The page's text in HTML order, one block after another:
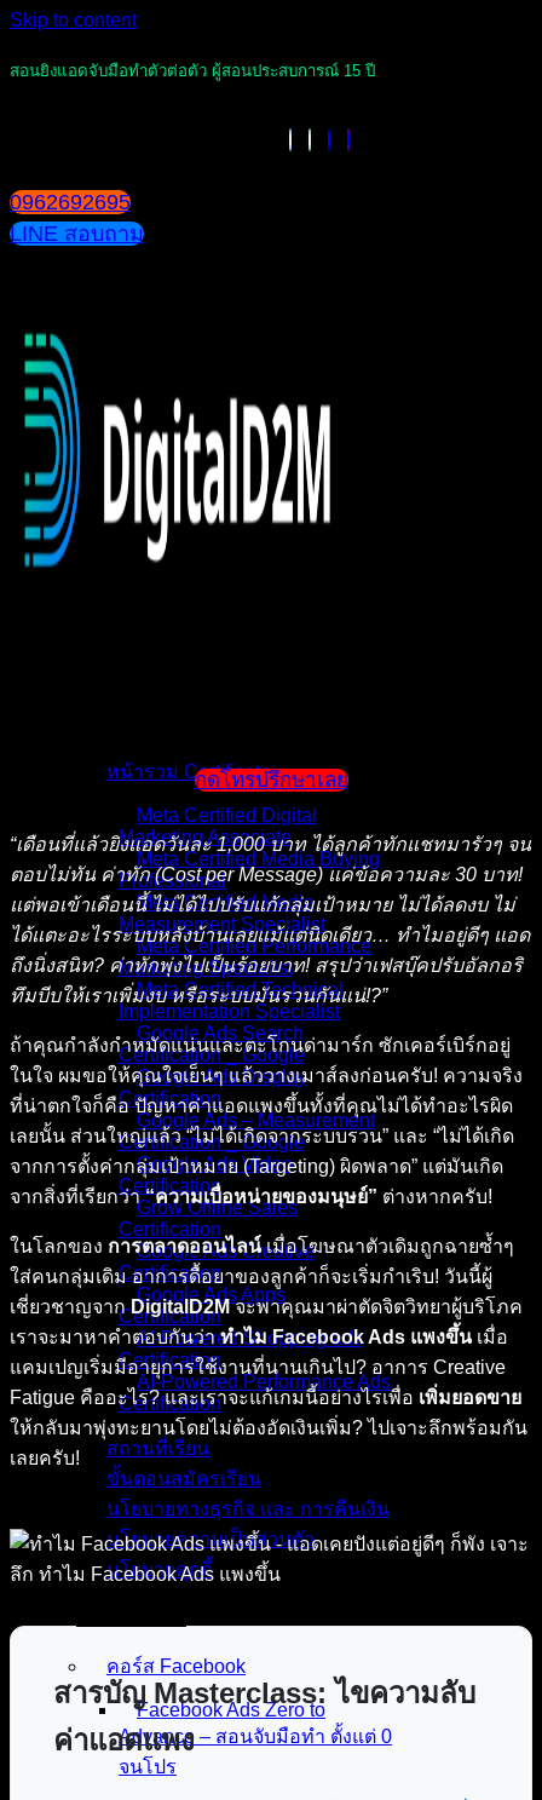
Skip to content
สอนยิงแอดจับมือทำตัวต่อตัว ผู้สอนประสบการณ์ 15 ปี
0962692695
LINE สอบถาม
หน้ารวม Certificate
Meta Certified Digital
Marketing Associate
Meta Certified Media Buying
Professional
Meta Certified Media
Measurement Specialist
Meta Certified Performance
Marketing Specialist
Meta Certified Technical
Implementation Specialist
Google Ads Search
Certification _ Google
Google Ads Display
Certification
Google Ads – Measurement
Certification _ Google
Google Ads Video
Certification
Grow Offline Sales
Certification
Google Ads Creative
Certification
Google Ads Apps
Certification
AI-Powered Shopping ads
Certification
AI-Powered Performance Ads
Certification
สถานที่เรียน
ขั้นตอนสมัครเรียน
นโยบายทางธุรกิจ และ การคืนเงิน
นโยบายความเป็นส่วนตัว
นโยบายคุกกี้
คอร์ส Facebook
Facebook Ads Zero to
Advance – สอนจับมือทำ ตั้งแต่ 0
จนโปร
กดโทรปรึกษาเลย
“เดือนที่แล้วยิงแอดวันละ 1,000 บาท ได้ลูกค้าทักแชทมารัวๆ จน
ตอบไม่ทัน ค่าทัก (Cost per Message) แค่ข้อความละ 30 บาท!
แต่พอเข้าเดือนนี้ ไม่ได้ไปปรับแก้กลุ่มเป้าหมาย ไม่ได้ลดงบ ไม่
ได้แตะอะไรระบบหลังบ้านเลยแม้แต่นิดเดียว… ทำไมอยู่ดีๆ แอด
ถึงนิ่งสนิท? ค่าทักพุ่งไปเป็นร้อยบาท! สรุปว่าเฟสบุ๊คปรับอัลกอริ
ทึมบีบให้เราเพิ่มงบ หรือระบบมันรวนกันแน่!?”
ถ้าคุณกำลังกำหมัดแน่นและตะโกนด่ามาร์ก ซักเคอร์เบิร์กอยู่
ในใจ ผมขอให้คุณใจเย็นๆ แล้ววางเมาส์ลงก่อนครับ! ความจริง
ที่น่าตกใจก็คือ ปัญหาค่าแอดแพงขึ้นทั้งที่คุณไม่ได้ทำอะไรผิด
เลยนั้น ส่วนใหญ่แล้ว “ไม่ได้เกิดจากระบบรวน” และ “ไม่ได้เกิด
จากการตั้งค่ากลุ่มเป้าหมาย (Targeting) ผิดพลาด” แต่มันเกิด
จากสิ่งที่เรียกว่า“ความเบื่อหน่ายของมนุษย์” ต่างหากครับ!
ในโลกของ การตลาดออนไลน์เมื่อโฆษณาตัวเดิมถูกฉายซ้ำๆ
ใส่คนกลุ่มเดิม อาการดื้อยาของลูกค้าก็จะเริ่มกำเริบ! วันนี้ผู้
เชี่ยวชาญจากDigitalD2Mจะพาคุณมาผ่าตัดจิตวิทยาผู้บริโภค
เราจะมาหาคำตอบกันว่าทำไม Facebook Ads แพงขึ้นเมื่อ
แคมเปญเริ่มมีอายุการใช้งานที่นานเกินไป? อาการ Creative
Fatigue คืออะไร? และเราจะแก้เกมนี้อย่างไรเพื่อ เพิ่มยอดขาย
ให้กลับมาพุ่งทะยานโดยไม่ต้องอัดเงินเพิ่ม? ไปเจาะลึกพร้อมกัน
เลยครับ!
สารบัญ Masterclass: ไขความลับ
ค่าแอดแพง